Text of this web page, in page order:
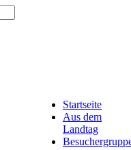
Startseite
Aus dem
Landtag